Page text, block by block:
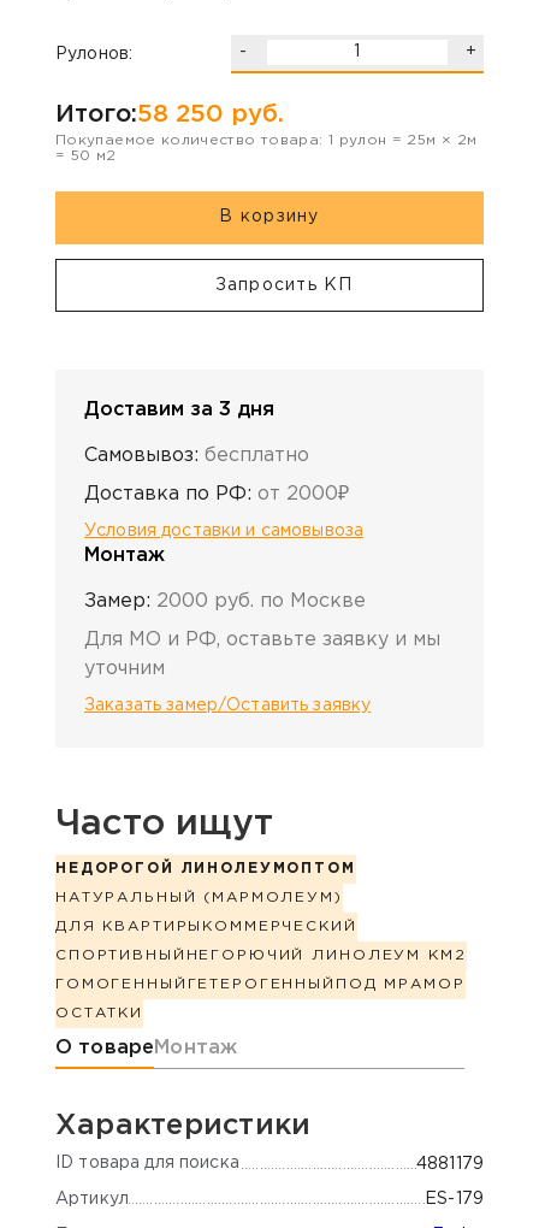
Рулонов: - +
Итого:58 250 руб.
Покупаемое количество товара: 1 рулон = 25м × 2м
= 50 м2
В корзину
Запросить КП
Доставим за 3 дня
Самовывоз: бесплатно
Доставка по РФ: от 2000₽
Условия доставки и самовывоза
Монтаж
Замер: 2000 руб. по Москве
Для МО и РФ, оставьте заявку и мы
уточним
Заказать замер/Оставить заявку
Часто ищут
НЕДОРОГОЙ ЛИНОЛЕУМ ОПТОМ
НАТУРАЛЬНЫЙ (МАРМОЛЕУМ)
ДЛЯ КВАРТИРЫ КОММЕРЧЕСКИЙ
СПОРТИВНЫЙ НЕГОРЮЧИЙ ЛИНОЛЕУМ КМ2
ГОМОГЕННЫЙ ГЕТЕРОГЕННЫЙ ПОД МРАМОР
ОСТАТКИ
Информация о товаре
О товаре Монтаж
Характеристики
ID товара для поиска 4881179
Артикул ES-179